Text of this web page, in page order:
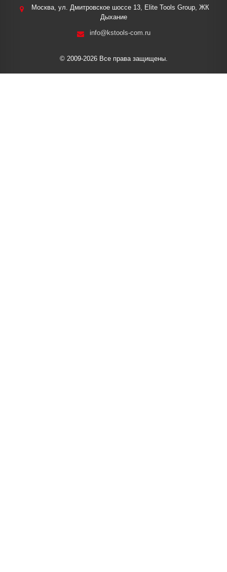
Москва, ул. Дмитровское шоссе 13, Elite Tools Group, ЖК
Дыхание
info@kstools-com.ru
© 2009-2026 Все права защищены.